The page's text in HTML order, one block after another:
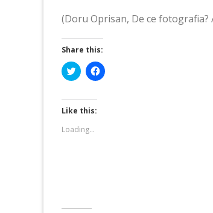
(Doru Oprisan, De ce fotografia?
Share this:
Click
to
Twitter
(Opens
in
new
window)
Click
to
Like this:
Loading...